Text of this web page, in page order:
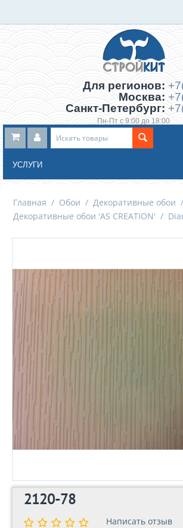
Для регионов:
Москва:
Санкт-Петербург:
Пн-Пт с 9:00 до 18:00
Заказать обратный звонок
УСЛУГИ
Главная / Обои / Декоративные обои /
Декоративные обои 'AS CREATION' /
2120-78
Написать отзыв
Написать отзыв